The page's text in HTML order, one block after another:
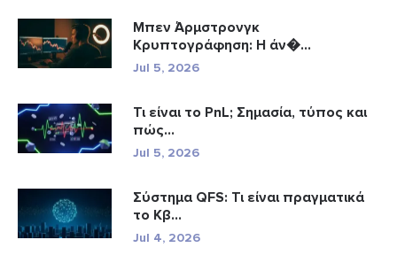
Μπεν Άρμστρονγκ
Κρυπτογράφηση: Η άν�...
Jul 5, 2026
Τι είναι το PnL; Σημασία, τύπος και
πώς...
Jul 5, 2026
Σύστημα QFS: Τι είναι πραγματικά
το Κβ...
Jul 4, 2026